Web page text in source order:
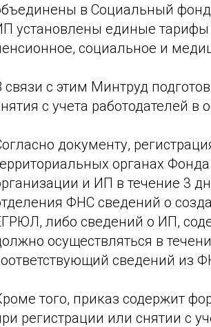
в Социальный
установлены единые тарифы
социальное и
связи с этим Минтруд
с учета работодателей
документу,
органах
и ИП в течение 3
ФНС сведений о
либо сведений о ИП,
осуществляться в
сведений из
того, приказ содержит
регистрации или снятии с